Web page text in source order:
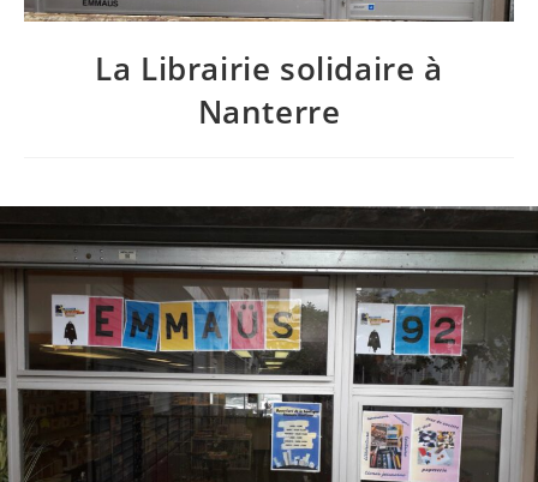
La Librairie solidaire à
Nanterre